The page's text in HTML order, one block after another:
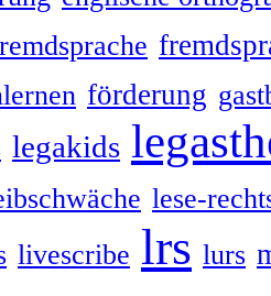
förderung
legakids
lese-
livescribe lrs lurs